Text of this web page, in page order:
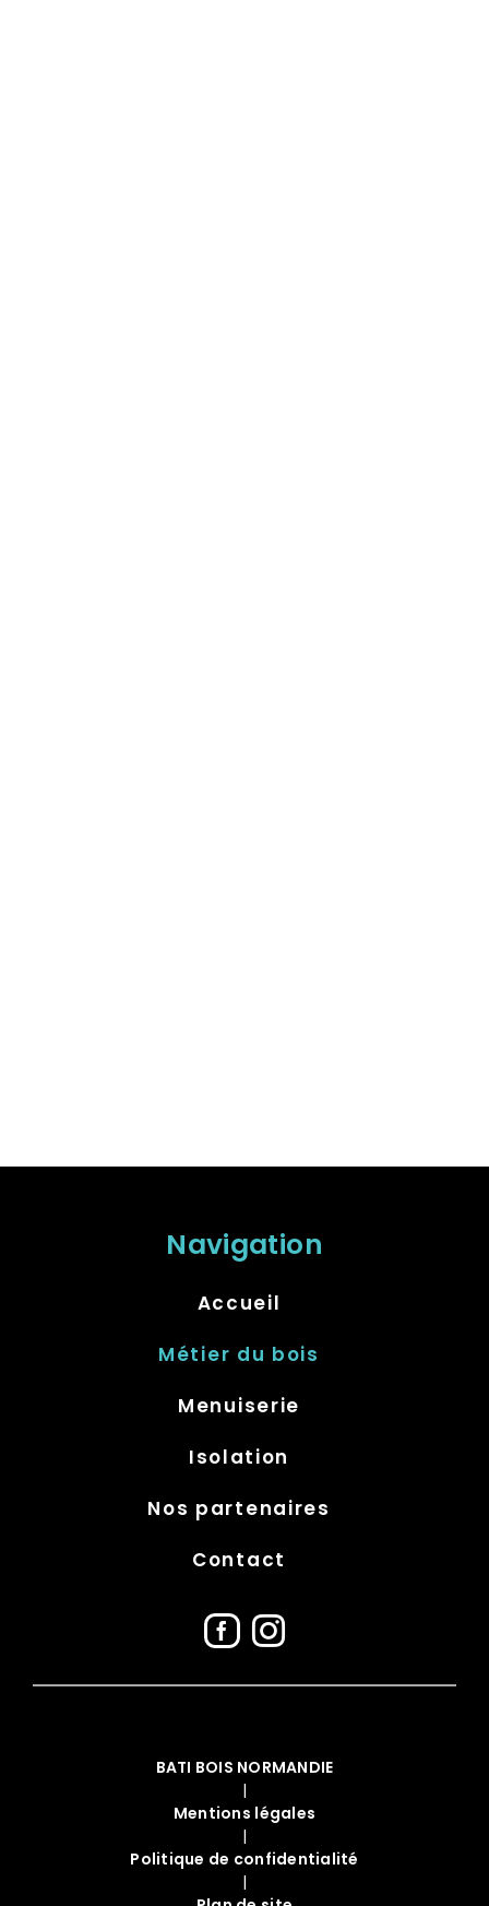
Navigation
Accueil
Métier du bois
Menuiserie
Isolation
Nos partenaires
Contact
BATI BOIS NORMANDIE
|
Mentions légales
|
Politique de confidentialité
|